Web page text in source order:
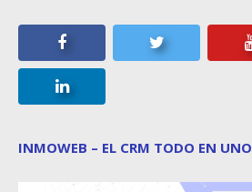
INMOWEB – EL CRM TODO EN UNO